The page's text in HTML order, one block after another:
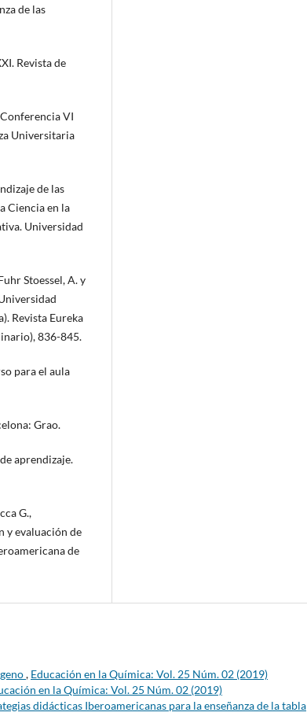
de las
Revista de
VI
Universitaria
de las
Ciencia en la
Universidad
Stoessel, A. y
Revista Eureka
836-845.
para el aula
Grao.
aprendizaje.
G.,
y evaluación de
de
, Educación en la Química: Vol. 25 Núm. 02 (2019)
en la Química: Vol. 25 Núm. 02 (2019)
didácticas Iberoamericanas para la enseñanza de la tabla